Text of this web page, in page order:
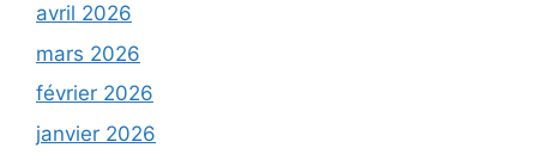
avril 2026
mars 2026
février 2026
janvier 2026